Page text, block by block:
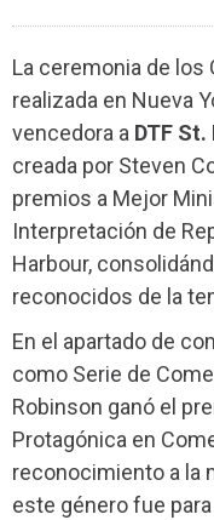
La ceremonia de los
realizada en Nueva
vencedora a DTF
creada por Steven
premios a Mejor
Interpretación de
Harbour,
reconocidos de la
En el apartado de
como Serie de
Robinson ganó el
Protagónica en
reconocimiento a la
este género fue